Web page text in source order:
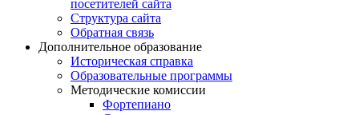
посетителей сайта
Структура сайта
Обратная связь
Дополнительное образование
Историческая справка
Образовательные программы
Методические комиссии
Фортепиано